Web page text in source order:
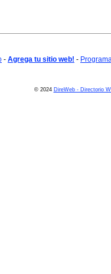
- Agrega tu sitio web! -
© 2024 DireWeb - Directorio